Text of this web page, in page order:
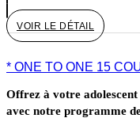
VOIR LE DÉTAIL
* ONE TO ONE 15
Offrez à votre
avec notre programme